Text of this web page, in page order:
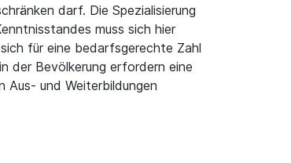
darf. Die Spezialisierung
muss sich hier
für eine bedarfsgerechte Zahl
der Bevölkerung erfordern eine
Aus- und Weiterbildungen